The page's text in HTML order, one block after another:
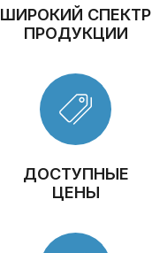
ШИРОКИЙ СПЕКТР
ПРОДУКЦИИ
ДОСТУПНЫЕ
ЦЕНЫ